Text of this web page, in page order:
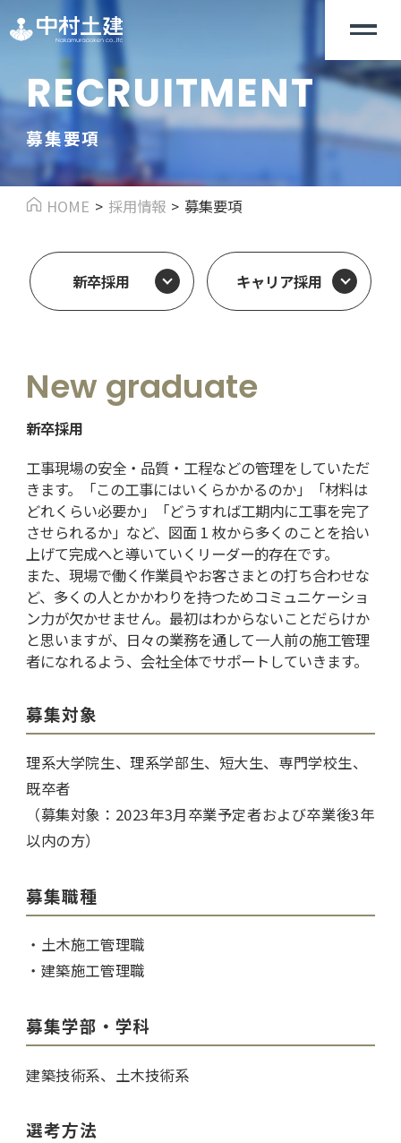
RECRUITMENT
募集要項
HOME 採用情報 募集要項
新卒採用 キャリア採用
New graduate
新卒採用
工事現場の安全・品質・工程などの管理をしていただ
きます。「この工事にはいくらかかるのか」「材料は
どれくらい必要か」「どうすれば工期内に工事を完了
させられるか」など、図面 1 枚から多くのことを拾い
上げて完成へと導いていくリーダー的存在です。
また、現場で働く作業員やお客さまとの打ち合わせな
ど、多くの人とかかわりを持つためコミュニケーショ
ン力が欠かせません。最初はわからないことだらけか
と思いますが、日々の業務を通して一人前の施工管理
者になれるよう、会社全体でサポートしていきます。
募集対象
理系大学院生、理系学部生、短大生、専門学校生、
既卒者
（募集対象：2023年3月卒業予定者および卒業後3年
以内の方）
募集職種
・土木施工管理職
・建築施工管理職
募集学部・学科
建築技術系、土木技術系
選考方法